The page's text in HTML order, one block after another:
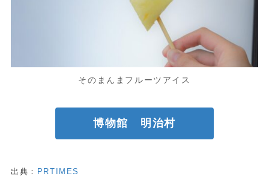
そのまんまフルーツアイス
博物館 明治村
出典： PRTIMES